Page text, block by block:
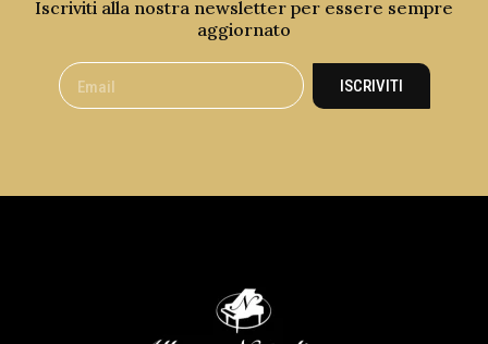
Iscriviti alla nostra newsletter per essere sempre
aggiornato
ISCRIVITI